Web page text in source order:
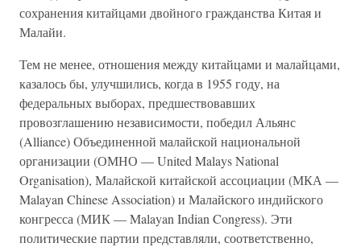
сохранения китайцами двойного гражданства Китая и
Малайи.
Тем не менее, отношения между китайцами и малайцами,
казалось бы, улучшились, когда в 1955 году, на
федеральных выборах, предшествовавших
провозглашению независимости, победил Альянс
(Alliance) Объединенной малайской национальной
организации (ОМНО — United Malays National
Organisation), Малайской китайской ассоциации (МКА —
Malayan Chinese Association) и Малайского индийского
конгресса (МИК — Malayan Indian Congress). Эти
политические партии представляли, соответственно,